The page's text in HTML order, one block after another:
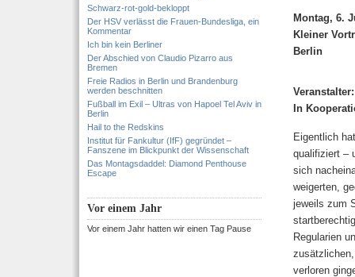
Schwarz-rot-gold-bekloppt
Der HSV verlässt die Frauen-Bundesliga, ein
Kommentar
Ich bin kein Berliner
Der Abschied von Claudio Pizarro aus
Bremen
Freie Radios in Berlin und Brandenburg
werden beschnitten
Fußball im Exil – Ultras von Hapoel Tel Aviv in
Berlin
Hail to the Redskins
Institut für Fankultur (IfF) gegründet –
Fanszene im Blickpunkt der Wissenschaft
Das Montagsdaddel: Diamond Penthouse
Escape
Vor einem Jahr
Vor einem Jahr hatten wir einen Tag Pause
Montag, 6.
Kleiner
Berlin
In
Eigentlich
qualifiziert –
sich
weigerten,
jeweils zum
Regularien
verloren